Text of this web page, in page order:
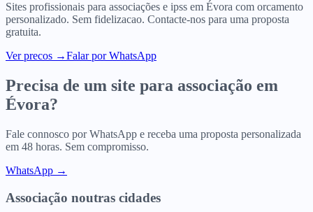
Sites profissionais para associações e ipss em Évora com orcamento
personalizado. Sem fidelizacao. Contacte-nos para uma proposta
gratuita.
Ver precos →Falar por WhatsApp
Precisa de um site para associação em
Évora?
Fale connosco por WhatsApp e receba uma proposta personalizada
em 48 horas. Sem compromisso.
WhatsApp →
Associação noutras cidades